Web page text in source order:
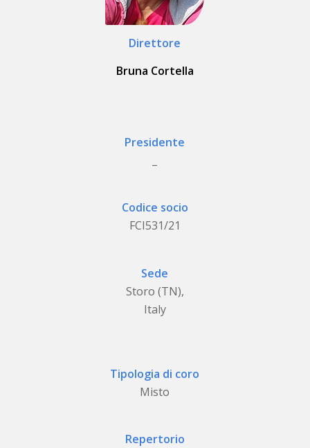
Direttore
Bruna Cortella
Presidente
Codice socio
FCI531/21
Sede
Storo (TN),
Italy
Tipologia di coro
Misto
Repertorio